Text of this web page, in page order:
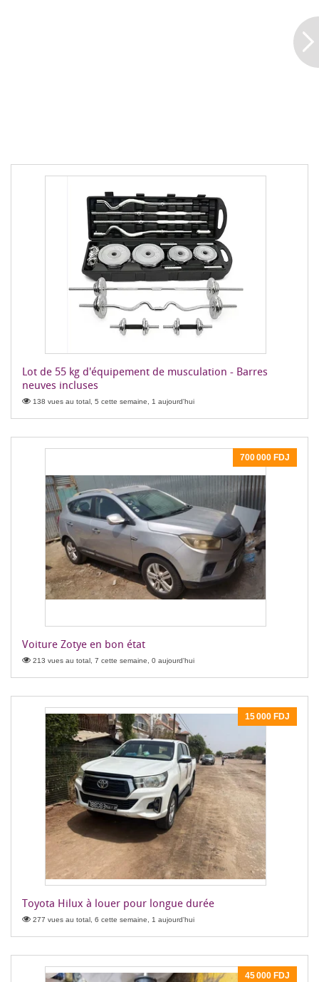
Lot de 55 kg d'équipement de musculation - Barres
neuves incluses
138 vues au total, 5 cette semaine, 1 aujourd'hui
700 000 FDJ
Voiture Zotye en bon état
213 vues au total, 7 cette semaine, 0 aujourd'hui
15 000 FDJ
Toyota Hilux à louer pour longue durée
277 vues au total, 6 cette semaine, 1 aujourd'hui
45 000 FDJ